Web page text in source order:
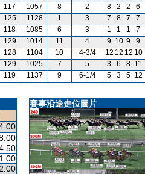
117 1057 8 2 8 2 2 6
125 1128 1 3 7 8 7 7
118 1085 6 3 1 1 1 7
129 1014 11 4 9 10 9 9
128 1104 10 4-3/4 12 12 12 10
129 1025 7 5 3 6 8 11
119 1137 9 6-1/4 5 3 5 12
賽事沿途走位圖片